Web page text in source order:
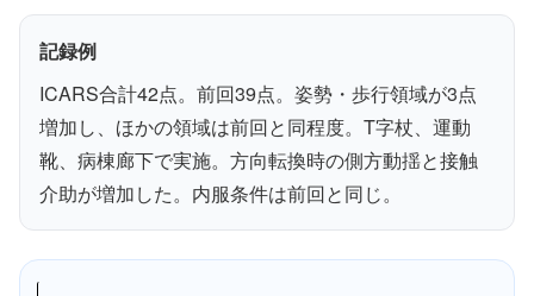
記録例
ICARS合計42点。前回39点。姿勢・歩行領域が3点
増加し、ほかの領域は前回と同程度。T字杖、運動
靴、病棟廊下で実施。方向転換時の側方動揺と接触
介助が増加した。内服条件は前回と同じ。